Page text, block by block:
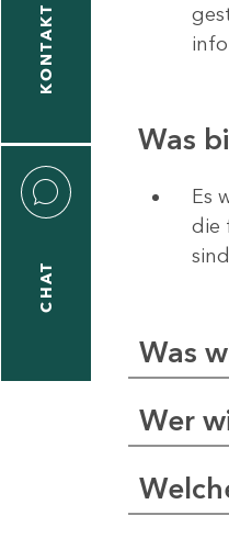
KONTAKT
CHAT
Was
Es
die
Was
Wer